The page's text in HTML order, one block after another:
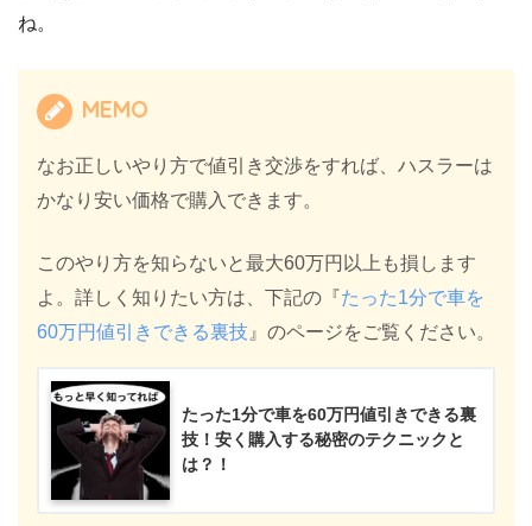
ね。
MEMO
なお正しいやり方で値引き交渉をすれば、ハスラーは
かなり安い価格で購入できます。
このやり方を知らないと最大60万円以上も損します
よ。詳しく知りたい方は、下記の『たった1分で車を
60万円値引きできる裏技 』のページをご覧ください。
たった1分で車を60万円値引きできる裏
技！安く購入する秘密のテクニックと
は？！